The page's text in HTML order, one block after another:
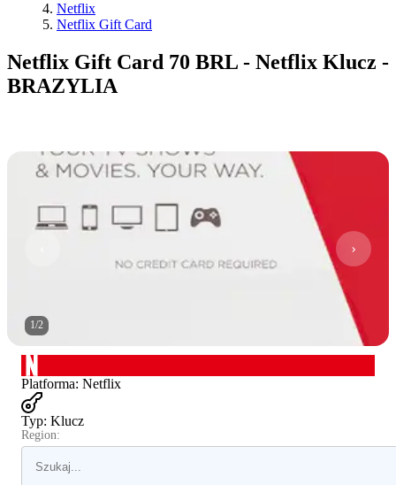
Netflix
Netflix Gift Card
Netflix Gift Card 70 BRL - Netflix Klucz -
BRAZYLIA
1/2
Platforma: Netflix
Typ: Klucz
Region: